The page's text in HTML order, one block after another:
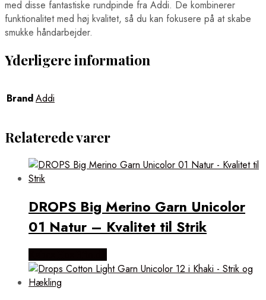
med disse fantastiske rundpinde fra Addi. De kombinerer
funktionalitet med høj kvalitet, så du kan fokusere på at skabe
smukke håndarbejder.
Yderligere information
BrandAddi
Relaterede varer
DROPS Big Merino Garn Unicolor
01 Natur – Kvalitet til Strik